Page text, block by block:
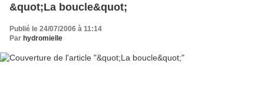
&quot;La boucle&quot;
Publié le 24/07/2006 à 11:14
Par hydromielle